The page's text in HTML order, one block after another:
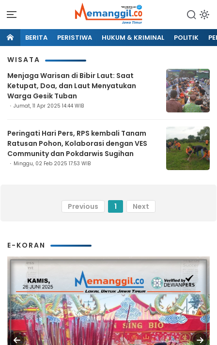
BERITA PERISTIWA HUKUM & KRIMINAL POLITIK
WISATA
Menjaga Warisan di Bibir Laut: Saat
Ketupat, Doa, dan Laut Menyatukan
Warga Gesik Tuban
Jumat, 11 Apr 2025 14:44 WIB
Peringati Hari Pers, RPS kembali Tanam
Ratusan Pohon, Kolaborasi dengan VES
Community dan Pokdarwis Sugihan
Minggu, 02 Feb 2025 17:53 WIB
Previous 1 Next
E-KORAN